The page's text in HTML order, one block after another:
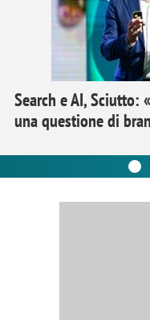
Search e AI, Sciutto:
una questione di